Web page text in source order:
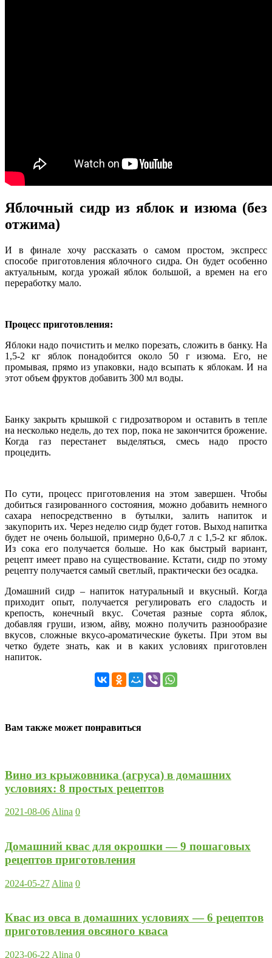
Яблочный сидр из яблок и изюма (без
отжима)
И в финале хочу рассказать о самом простом, экспресс
способе приготовления яблочного сидра. Он будет особенно
актуальным, когда урожай яблок большой, а времен на его
переработку мало.
Процесс приготовления:
Яблоки надо почистить и мелко порезать, сложить в банку. На
1,5-2 кг яблок понадобится около 50 г изюма. Его, не
промывая, прямо из упаковки, надо всыпать к яблокам. И на
этот объем фруктов добавить 300 мл воды.
Банку закрыть крышкой с гидрозатвором и оставить в тепле
на несколько недель, до тех пор, пока не закончится брожение.
Когда газ перестанет выделяться, смесь надо просто
процедить.
По сути, процесс приготовления на этом завершен. Чтобы
добиться газированного состояния, можно добавить немного
сахара непосредственно в бутылки, залить напиток и
закупорить их. Через неделю сидр будет готов. Выход напитка
будет не очень большой, примерно 0,6-0,7 л с 1,5-2 кг яблок.
Из сока его получается больше. Но как быстрый вариант,
рецепт имеет право на существование. Кстати, сидр по этому
рецепту получается самый светлый, практически без осадка.
Домашний сидр – напиток натуральный и вкусный. Когда
приходит опыт, получается регулировать его сладость и
крепость, конечный вкус. Сочетая разные сорта яблок,
добавляя груши, изюм, айву, можно получить разнообразие
вкусов, сложные вкусо-ароматические букеты. При этом вы
четко будете знать, как и в каких условиях приготовлен
напиток.
Вам также может понравиться
Вино из крыжовника (агруса) в домашних
условиях: 8 простых рецептов
2021-08-06 Alina 0
Домашний квас для окрошки — 9 пошаговых
рецептов приготовления
2024-05-27 Alina 0
Квас из овса в домашних условиях — 6 рецептов
приготовления овсяного кваса
2023-06-22 Alina 0